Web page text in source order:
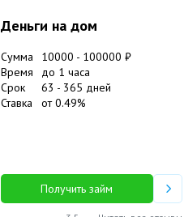
Деньги на дом
Сумма 10000 - 100000 ₽
Время
до 1 часа
Срок
63 - 365 дней
Ставка
от0.49%
Получить займ